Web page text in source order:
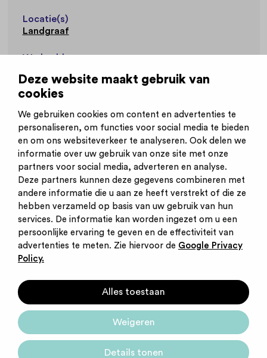
Deze website maakt gebruik van
cookies
We gebruiken cookies om content en advertenties te
personaliseren, om functies voor social media te bieden
en om ons websiteverkeer te analyseren. Ook delen we
informatie over uw gebruik van onze site met onze
partners voor social media, adverteren en analyse.
Deze partners kunnen deze gegevens combineren met
andere informatie die u aan ze heeft verstrekt of die ze
hebben verzameld op basis van uw gebruik van hun
services. De informatie kan worden ingezet om u een
persoonlijke ervaring te geven en de effectiviteit van
advertenties te meten. Zie hiervoor de Google Privacy
Policy.
Alles toestaan
Weigeren
Details tonen
Locatie(s)
Landgraaf
Werkvelden
Website
welsun.nl
Inschrijven nieuwsbrief
Inloggen
Contact
Privacy statement
Startpunt voor jouw
carrière